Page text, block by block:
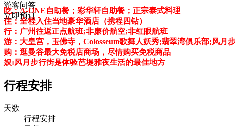
游客问答
立即预订
吃：A-ONE自助餐；彩华轩自助餐；正宗泰式料理
住：全程入住当地豪华酒店（携程四钻）
行：广州往返正点航班;非廉价航空;非红眼航班
游：大皇宫，玉佛寺，Colosseum歌舞人妖秀;翡翠湾俱乐部;风
购：逛曼谷最大免税店商场，尽情购买免税商品
娱:风月步行街是体验芭堤雅夜生活的最佳地方
行程安排
天数
行程安排